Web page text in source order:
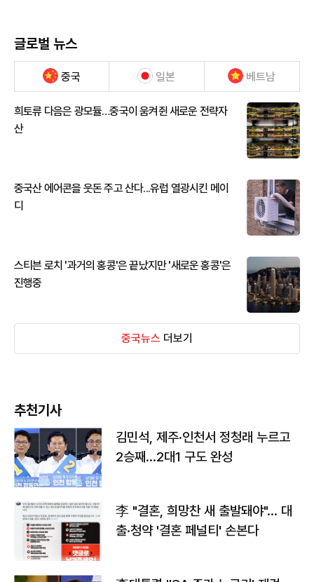
글로벌 뉴스
중국 일본 베트남
희토류 다음은 광모듈…중국이 움켜쥔 새로운 전략자
산
중국산 에어콘을 웃돈 주고 산다...유럽 열광시킨 메이
디
스티븐 로치 '과거의 홍콩'은 끝났지만 '새로운 홍콩'은
진행중
중국뉴스 더보기
추천기사
김민석, 제주·인천서 정청래 누르고
2승째…2대1 구도 완성
李 "결혼, 희망찬 새 출발돼야"… 대
출·청약 '결혼 페널티' 손본다